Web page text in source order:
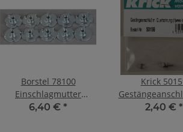
Borstel 78100
Einschlagmutter
M3x5mm Stahl
6,40 € *
Krick
2,40 € *